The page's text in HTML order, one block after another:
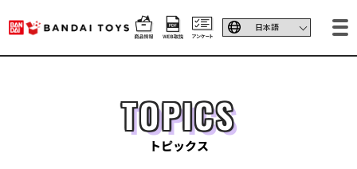
TOPICS
トピックス